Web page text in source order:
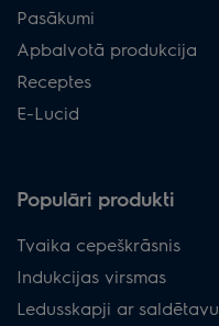
Pasākumi
Apbalvotā produkcija
Receptes
E-Lucid
Populāri produkti
Tvaika cepeškrāsnis
Indukcijas virsmas
Ledusskapji ar saldētavu